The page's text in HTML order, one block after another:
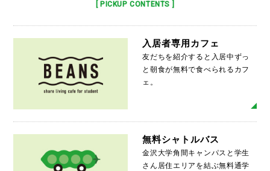
[ PICKUP CONTENTS ]
入居者専用カフェ
友だちを紹介すると入居中ずっ
と朝食が無料で食べられるカフ
ェ。
無料シャトルバス
金沢大学角間キャンパスと学生
さん居住エリアを結ぶ無料通学